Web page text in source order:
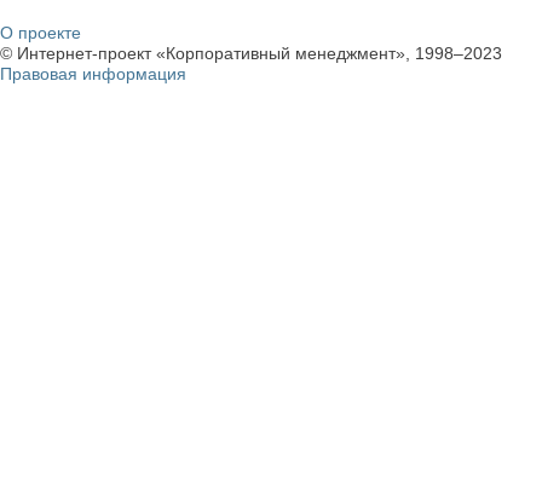
О проекте
© Интернет-проект «Корпоративный менеджмент», 1998–2023
Правовая информация